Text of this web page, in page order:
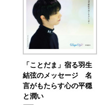
「ことだま」宿る羽生
結弦のメッセージ 名
言がもたらす心の平穏
と潤い